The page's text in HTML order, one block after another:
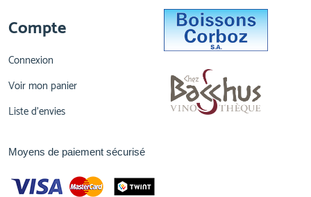
Compte
Connexion
Voir mon panier
Liste d'envies
Moyens de paiement sécurisé